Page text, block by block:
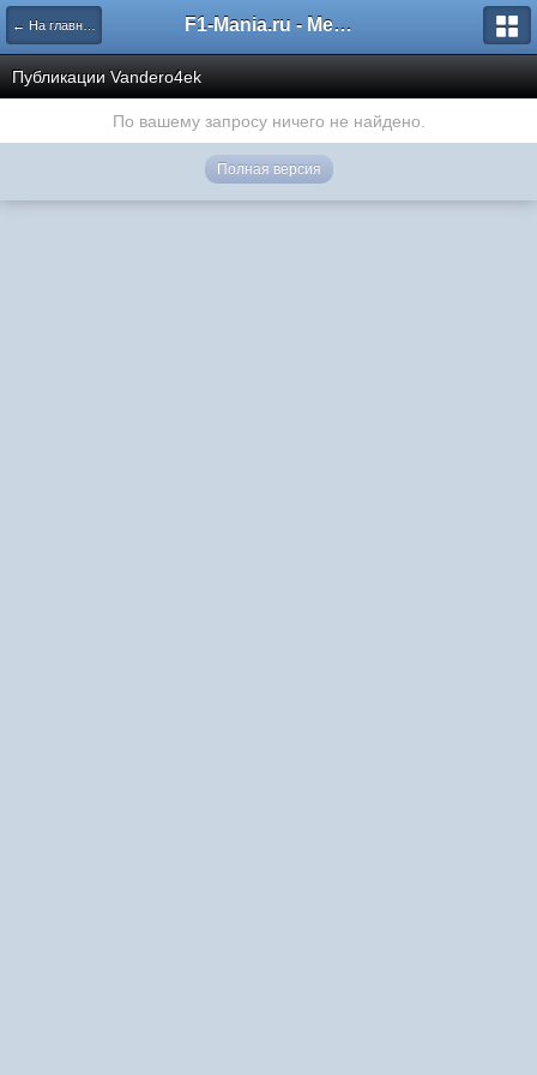
← На главную F1-Mania.ru - Международный чемпионат по симрейсингу
Публикации Vandero4ek
По вашему запросу ничего не найдено.
Полная версия